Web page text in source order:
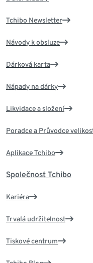
Tchibo Newsletter
Návody k obsluze
Dárková karta
Nápady na dárky
Likvidace a složení
Poradce a Průvodce
Aplikace Tchibo
Společnost Tchibo
Kariéra
Trvalá udržitelnost
Tiskové centrum